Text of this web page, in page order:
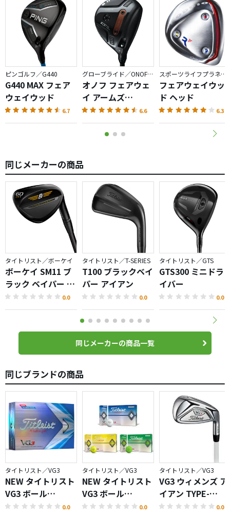
ピンゴルフ／G440
G440 MAX フェア
ウェイウッド
6.7
グローブライド／ONOFF AKA
オノフ フェアウェ
イ アームズ
AKA（2026）
6.6
スポーツライフプラネッツ／RODDIO
フェアウェイウッ
ド ヘッド
6.3
同じメーカーの商品
タイトリスト／ボーケイ
ボーケイ SM11 ブ
ラック ベイパー ウ
ェッジ
0.0
タイトリスト／T-SERIES
T100 ブラックベイ
パー アイアン
0.0
タイトリスト／GTS
GTS300 ミニドラ
イバー
0.0
同じメーカーの商品一覧
同じブランドの商品
タイトリスト／VG3
NEW タイトリスト
VG3 ボール
（2022）
0.0
タイトリスト／VG3
NEW タイトリスト
VG3 ボール
（2020）
0.0
タイトリスト／VG3
VG3 ウィメンズ ア
イアン TYPE-
D（2018）
0.0